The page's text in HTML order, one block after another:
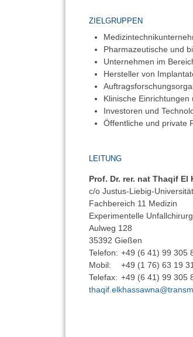
ZIELGRUPPEN
Pharmazeutische und
Unternehmen im
Hersteller von
Klinische
Investoren und
Öffentliche und private
LEITUNG
Prof. Dr. rer. nat Thaqif El
c/o Justus-Liebig-
Fachbereich 11 Medizin
Experimentelle
Aulweg 128
35392 Gießen
Telefon: +49 (6 41) 99 305
Mobil:
+49 (1 76) 63 19
Telefax: +49 (6 41) 99 305